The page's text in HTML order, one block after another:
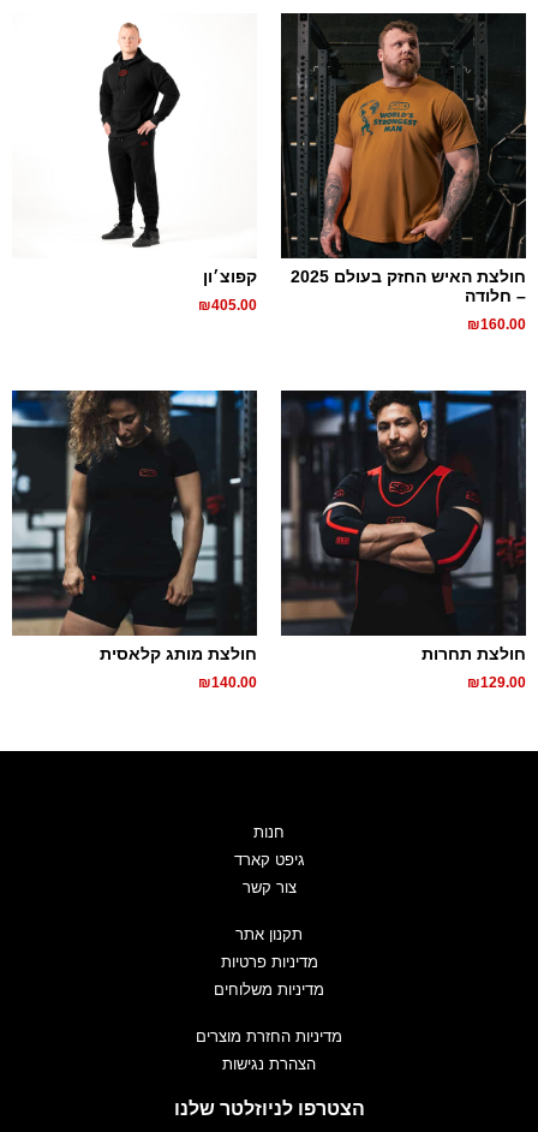
חולצת האיש החזק בעולם 2025
– חלודה
₪160.00
קפוצ׳ון
₪405.00
חולצת תחרות
₪129.00
חולצת מותג קלאסית
₪140.00
חנות
גיפט קארד
צור קשר
תקנון אתר
מדיניות פרטיות
מדיניות משלוחים
מדיניות החזרת מוצרים
הצהרת נגישות
הצטרפו לניוזלטר שלנו